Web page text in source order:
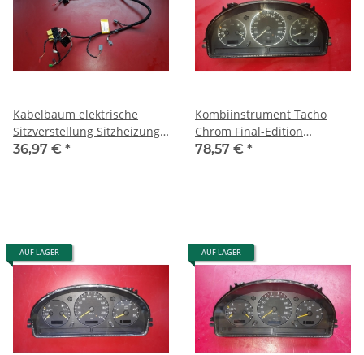
Kabelbaum elektrische
Sitzverstellung Sitzheizung
Mercedes W163 1635400907
36,97 € *
Kombiinstrument Tacho
Chrom Final-Edition
Inspiration Mercedes W163
78,57 € *
AUF LAGER AUF LAGER